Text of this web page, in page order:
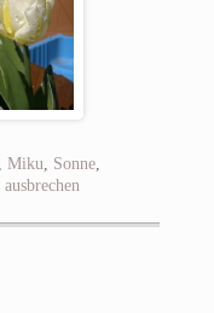
Miku Sonne,
ausbrechen